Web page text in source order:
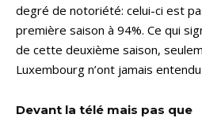
degré de notoriété: celui-ci est
première saison à 94%. Ce qui
de cette deuxième saison,
Luxembourg n’ont jamais
Devant la télé mais pas que